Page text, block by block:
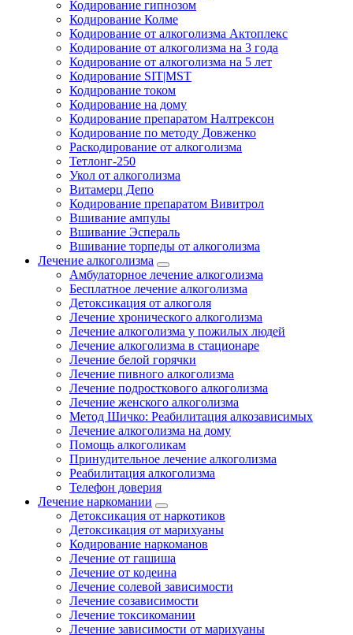
Кодирование гипнозом
Кодирование Колме
Кодирование от алкоголизма Актоплекс
Кодирование от алкоголизма на 3 года
Кодирование от алкоголизма на 5 лет
Кодирование SIT|MST
Кодирование током
Кодирование на дому
Кодирование препаратом Налтрексон
Кодирование по методу Довженко
Раскодирование от алкоголизма
Тетлонг-250
Укол от алкоголизма
Витамерц Депо
Кодирование препаратом Вивитрол
Вшивание ампулы
Вшивание Эспераль
Вшивание торпеды от алкоголизма
Лечение алкоголизма
Амбулаторное лечение алкоголизма
Бесплатное лечение алкоголизма
Детоксикация от алкоголя
Лечение хронического алкоголизма
Лечение алкоголизма у пожилых людей
Лечение алкоголизма в стационаре
Лечение белой горячки
Лечение пивного алкоголизма
Лечение подросткового алкоголизма
Лечение женского алкоголизма
Метод Шичко: Реабилитация алкозависимых
Лечение алкоголизма на дому
Помощь алкоголикам
Принудительное лечение алкоголизма
Реабилитация алкоголизма
Телефон доверия
Лечение наркомании
Детоксикация от наркотиков
Детоксикация от марихуаны
Кодирование наркоманов
Лечение от гашиша
Лечение от кодеина
Лечение солевой зависимости
Лечение созависимости
Лечение токсикомании
Лечение зависимости от марихуаны